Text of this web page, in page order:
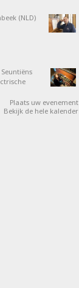
(NLD)
Plaats uw evenement
Bekijk de hele kalender